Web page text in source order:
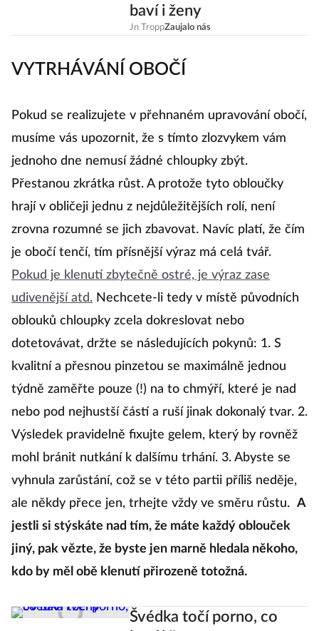
baví i ženy
Jn TroppZaujalo nás
VYTRHÁVÁNÍ OBOČÍ
Pokud se realizujete v přehnaném upravování obočí,
musíme vás upozornit, že s tímto zlozvykem vám
jednoho dne nemusí žádné chloupky zbýt.
Přestanou zkrátka růst. A protože tyto obloučky
hrají v obličeji jednu z nejdůležitějších rolí, není
zrovna rozumné se jich zbavovat. Navíc platí, že čím
je obočí tenčí, tím přísnější výraz má celá tvář.
Pokud je klenutí zbytečně ostré, je výraz zase
udivenější atd. Nechcete-li tedy v místě původních
oblouků chloupky zcela dokreslovat nebo
dotetovávat, držte se následujících pokynů: 1. S
kvalitní a přesnou pinzetou se maximálně jednou
týdně zaměřte pouze (!) na to chmýří, které je nad
nebo pod nejhustší částí a ruší jinak dokonalý tvar. 2.
Výsledek pravidelně fixujte gelem, který by rovněž
mohl bránit nutkání k dalšímu trhání. 3. Abyste se
vyhnula zarůstání, což se v této partii příliš neděje,
ale někdy přece jen, trhejte vždy ve směru růstu. A
jestli si stýskáte nad tím, že máte každý oblouček
jiný, pak vězte, že byste jen marně hledala někoho,
kdo by měl obě klenutí přirozeně totožná.
Švédka točí porno, co